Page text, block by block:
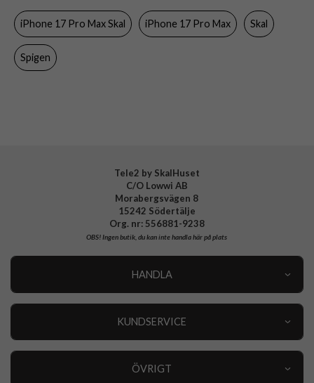
Färg Svart
Material
Varumärke
iPhone 17 Pro Max Skal iPhone 17 Pro Max Skal
Spigen
Tele2 by SkalHuset
C/O Lowwi AB
Morabergsvägen 8
15242 Södertälje
Org. nr: 556881-9238
OBS!Ingen butik, du kan inte handla här på plats
HANDLA
KUNDSERVICE
ÖVRIGT